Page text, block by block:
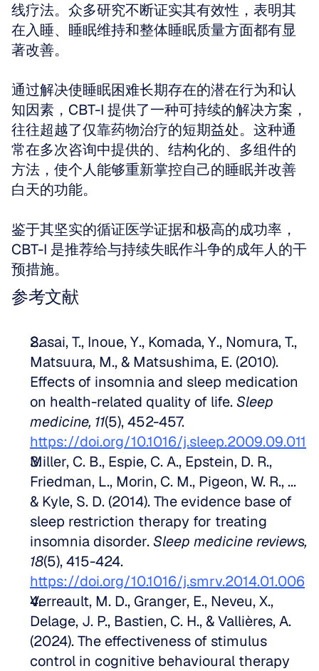
线疗法。众多研究不断证实其有效性，表明其
在入睡、睡眠维持和整体睡眠质量方面都有显
著改善。
通过解决使睡眠困难长期存在的潜在行为和认
知因素，CBT-I 提供了一种可持续的解决方案，
往往超越了仅靠药物治疗的短期益处。这种通
常在多次咨询中提供的、结构化的、多组件的
方法，使个人能够重新掌控自己的睡眠并改善
白天的功能。
鉴于其坚实的循证医学证据和极高的成功率，
CBT-I 是推荐给与持续失眠作斗争的成年人的干
预措施。
参考文献
Sasai, T., Inoue, Y., Komada, Y., Nomura, T.,
Matsuura, M., & Matsushima, E. (2010).
Effects of insomnia and sleep medication
on health-related quality of life. Sleep
medicine, 11
https://doi.org/10.1016/j.sleep.2009.09.011
Miller, C. B., Espie, C. A., Epstein, D. R.,
Friedman, L., Morin, C. M., Pigeon, W. R., ...
& Kyle, S. D. (2014). The evidence base of
sleep restriction therapy for treating
insomnia disorder. Sleep medicine reviews,
18
https://doi.org/10.1016/j.smrv.2014.01.006
Verreault, M. D., Granger, E., Neveu, X.,
Delage, J. P., Bastien, C. H., & Vallières, A.
(2024). The effectiveness of stimulus
control in cognitive behavioural therapy